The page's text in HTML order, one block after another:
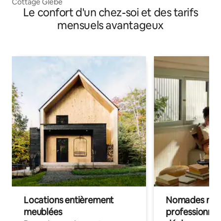
Le confort d'un chez-soi et des tarifs
mensuels avantageux
Locations entièrement
meublées
Nomades